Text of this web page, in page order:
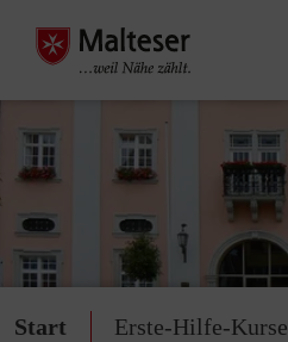
Start Erste-Hilfe-Kurse